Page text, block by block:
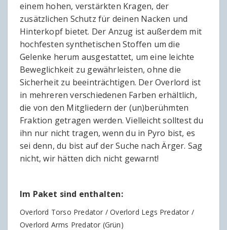
einem hohen, verstärkten Kragen, der
zusätzlichen Schutz für deinen Nacken und
Hinterkopf bietet. Der Anzug ist außerdem mit
hochfesten synthetischen Stoffen um die
Gelenke herum ausgestattet, um eine leichte
Beweglichkeit zu gewährleisten, ohne die
Sicherheit zu beeinträchtigen. Der Overlord ist
in mehreren verschiedenen Farben erhältlich,
die von den Mitgliedern der (un)berühmten
Fraktion getragen werden. Vielleicht solltest du
ihn nur nicht tragen, wenn du in Pyro bist, es
sei denn, du bist auf der Suche nach Ärger. Sag
nicht, wir hätten dich nicht gewarnt!
Im Paket sind enthalten:
Overlord Torso Predator / Overlord Legs Predator /
Overlord Arms Predator (Grün)